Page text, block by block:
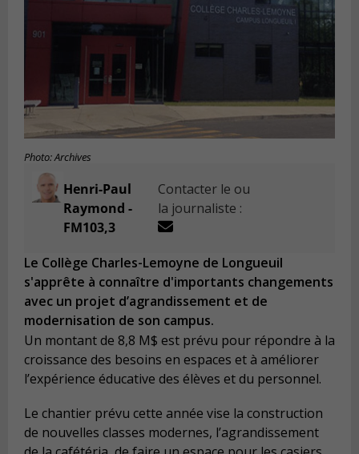
Photo: Archives
Henri-Paul
Raymond -
FM103,3
Contacter le ou
la journaliste :
Le Collège Charles-Lemoyne de Longueuil
s'apprête à connaître d'importants changements
avec un projet d’agrandissement et de
modernisation de son campus.
Un montant de 8,8 M$ est prévu pour répondre à la
croissance des besoins en espaces et à améliorer
l’expérience éducative des élèves et du personnel.
Le chantier prévu cette année vise la construction
de nouvelles classes modernes, l’agrandissement